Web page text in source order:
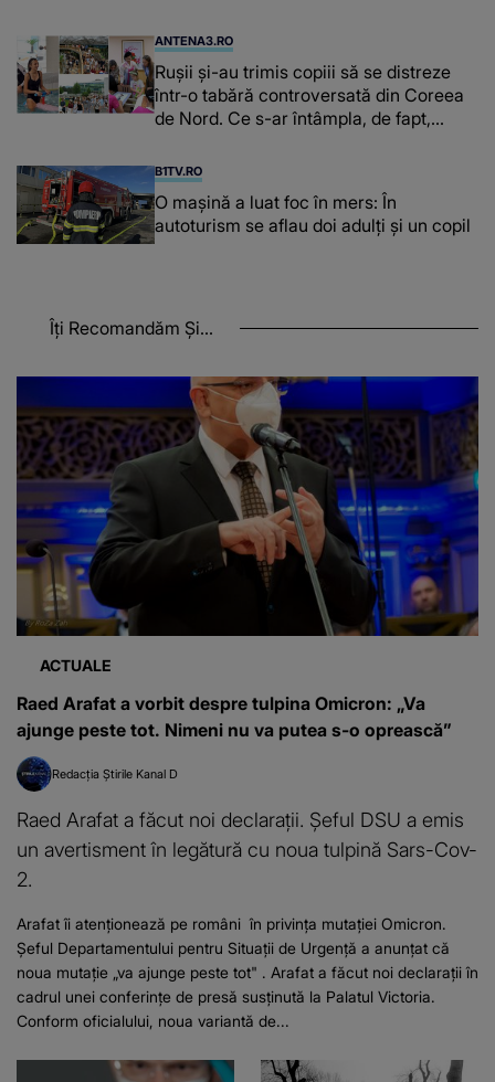
ANTENA3.RO
Rușii și-au trimis copiii să se distreze
într-o tabără controversată din Coreea
de Nord. Ce s-ar întâmpla, de fapt,
B1TV.RO
O maşină a luat foc în mers: În
autoturism se aflau doi adulți și un copil
Îți Recomandăm Și...
ACTUALE
Raed Arafat a vorbit despre tulpina Omicron: „Va
ajunge peste tot. Nimeni nu va putea s-o oprească”
Redacția Știrile Kanal D
Raed Arafat a făcut noi declarații. Șeful DSU a emis
un avertisment în legătură cu noua tulpină Sars-Cov-
2.
Arafat îi atenționează pe români în privința mutației Omicron.
Șeful Departamentului pentru Situaţii de Urgenţă a anunțat că
noua mutație „va ajunge peste tot" . Arafat a făcut noi declarații în
cadrul unei conferințe de presă susținută la Palatul Victoria.
Conform oficialului, noua variantă de...